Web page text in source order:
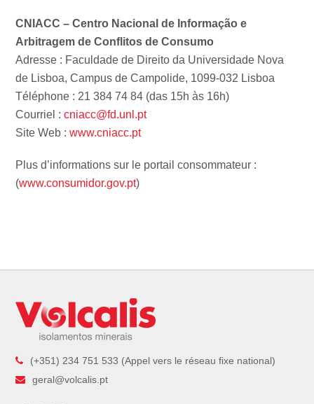
CNIACC – Centro Nacional de Informação e
Arbitragem de Conflitos de Consumo
Adresse : Faculdade de Direito da Universidade Nova
de Lisboa, Campus de Campolide, 1099-032 Lisboa
Téléphone : 21 384 74 84 (das 15h às 16h)
Courriel :cniacc@fd.unl.pt
Site Web :www.cniacc.pt
Plus d’informations sur le portail consommateur :
(www.consumidor.gov.pt)
(+351) 234 751 533 (Appel vers le réseau fixe national)
geral@volcalis.pt